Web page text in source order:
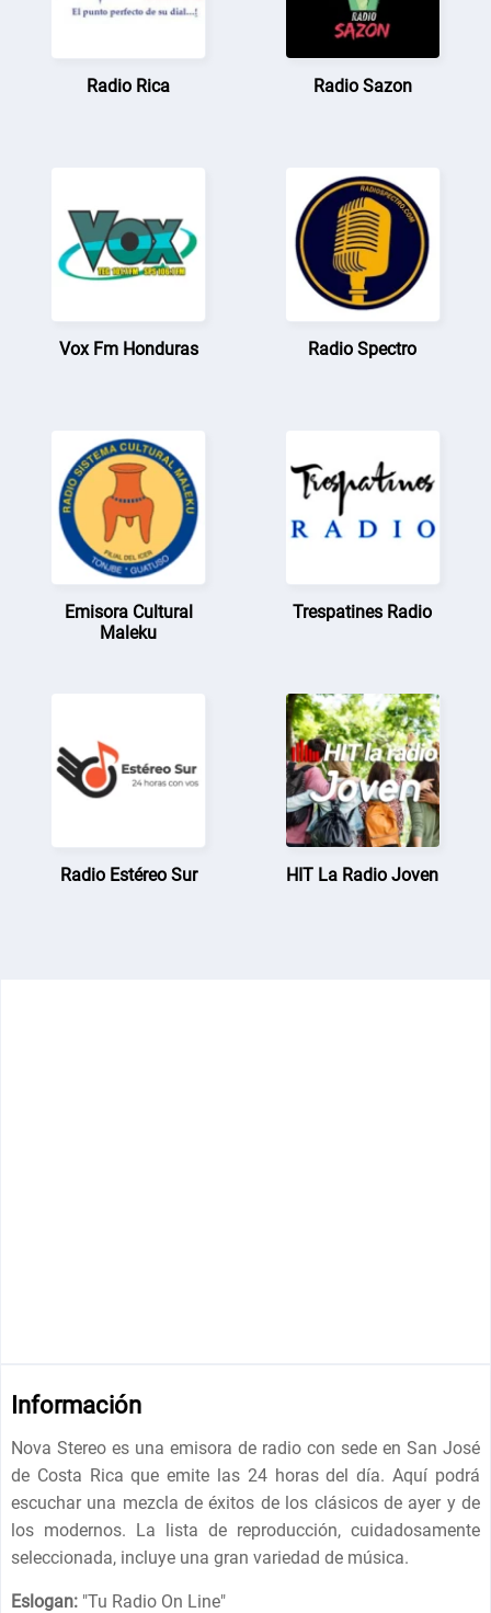
Radio Rica Radio Sazon
Vox Fm Honduras Radio Spectro
Emisora Cultural
Maleku
Trespatines Radio
Radio Estéreo Sur HIT La Radio Joven
Información
Nova Stereo es una emisora de radio con sede en San José
de Costa Rica que emite las 24 horas del día. Aquí podrá
escuchar una mezcla de éxitos de los clásicos de ayer y de
los modernos. La lista de reproducción, cuidadosamente
seleccionada, incluye una gran variedad de música.
Eslogan: "Tu Radio On Line"